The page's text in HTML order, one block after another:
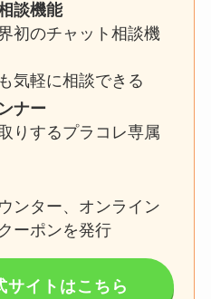
談機能
初のチャット相談機
気軽に相談できる
ナー
りするプラコレ専属
ンター、オンライン
ーポンを発行
サイトはこちら